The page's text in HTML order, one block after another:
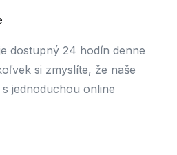
dostupný 24 hodín denne
si zmyslíte, že naše
jednoduchou online